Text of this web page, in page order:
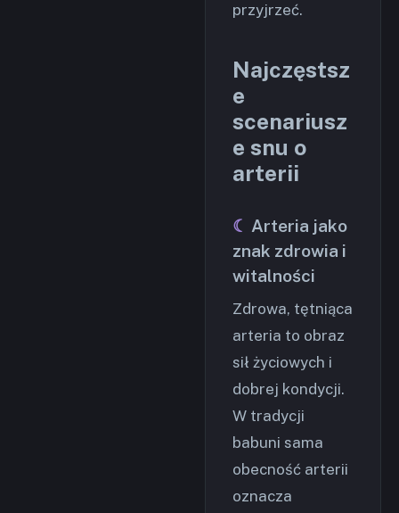
przyjrzeć.
Najczęstsz
e
scenariusz
e snu o
arterii
Arteria jako
znak zdrowia i
witalności
Zdrowa, tętniąca
arteria to obraz
sił życiowych i
dobrej kondycji.
W tradycji
babuni sama
obecność arterii
oznacza